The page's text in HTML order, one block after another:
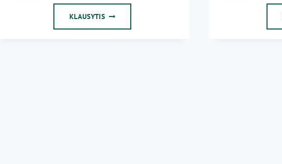
KLAUSYTISDIDYSIS